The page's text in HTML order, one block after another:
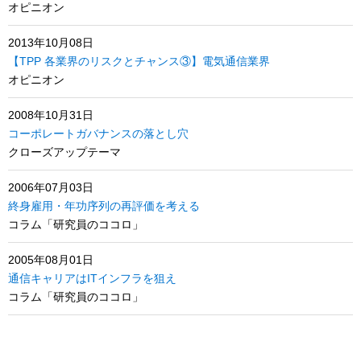
オピニオン
2013年10月08日
【TPP 各業界のリスクとチャンス③】電気通信業界
オピニオン
2008年10月31日
コーポレートガバナンスの落とし穴
クローズアップテーマ
2006年07月03日
終身雇用・年功序列の再評価を考える
コラム「研究員のココロ」
2005年08月01日
通信キャリアはITインフラを狙え
コラム「研究員のココロ」